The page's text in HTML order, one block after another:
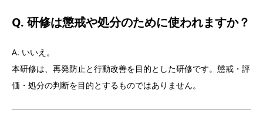
Q. 研修は懲戒や処分のために使われますか？
A. いいえ。
本研修は、再発防止と行動改善を目的とした研修です。懲戒・評
価・処分の判断を目的とするものではありません。